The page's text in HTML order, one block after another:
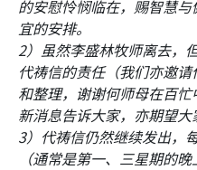
的安慰怜悯临在，赐智慧
宜的安排。
2）虽然李盛林牧师离去，
代祷信的责任（我们亦邀
和整理，谢谢何师母在百
新消息告诉大家，亦期望大
3）代祷信仍然继续发出，
（通常是第一、三星期的晚